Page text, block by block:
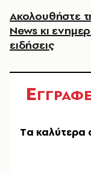
Ακολουθήστε
News κι
ειδήσεις
Ε
Tα καλύτερα